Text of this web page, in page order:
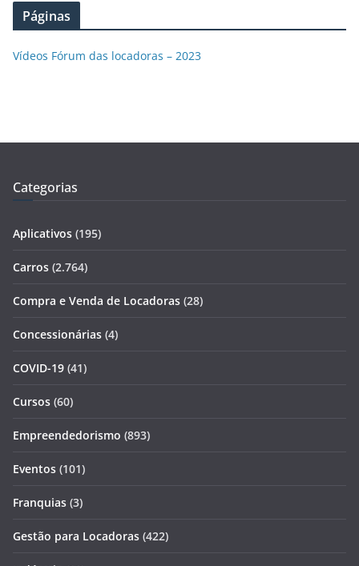
Páginas
Vídeos Fórum das locadoras – 2023
Categorias
Aplicativos (195)
Carros (2.764)
Compra e Venda de Locadoras (28)
Concessionárias (4)
COVID-19 (41)
Cursos (60)
Empreendedorismo (893)
Eventos (101)
Franquias (3)
Gestão para Locadoras (422)